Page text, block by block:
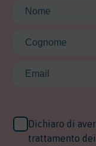
Dichiaro di
trattamento